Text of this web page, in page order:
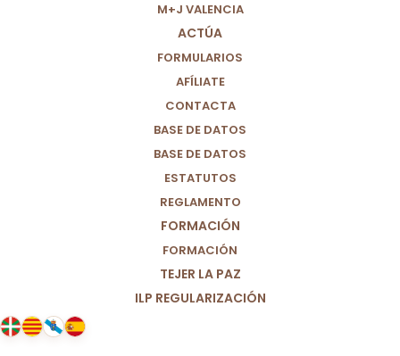
M+J VALENCIA
ACTÚA
FORMULARIOS
AFÍLIATE
CONTACTA
BASE DE DATOS
BASE DE DATOS
ESTATUTOS
REGLAMENTO
FORMACIÓN
FORMACIÓN
TEJER LA PAZ
ILP REGULARIZACIÓN